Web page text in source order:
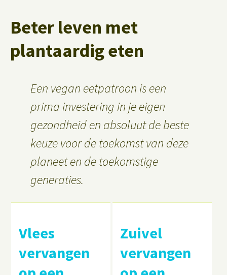
Beter leven met
plantaardig eten
Een vegan eetpatroon is een
prima investering in je eigen
gezondheid en absoluut de beste
keuze voor de toekomst van deze
planeet en de toekomstige
generaties.
Vlees
vervangen
Zuivel
vervangen